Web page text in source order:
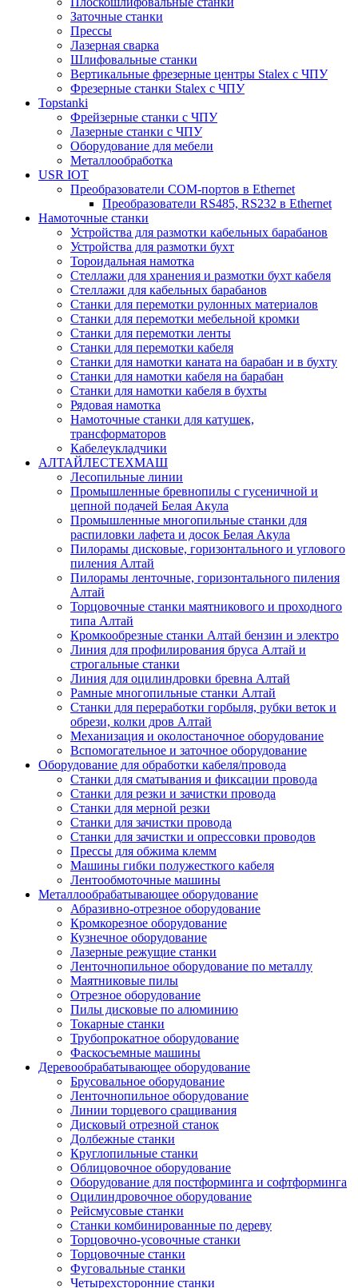
Заточные станки
Прессы
Лазерная сварка
Шлифовальные станки
Вертикальные фрезерные центры Stalex с ЧПУ
Фрезерные станки Stalex с ЧПУ
Topstanki
Фрейзерные станки с ЧПУ
Лазерные станки с ЧПУ
Оборудование для мебели
Металлообработка
USR IOT
Преобразователи COM-портов в Ethernet
Преобразователи RS485, RS232 в Ethernet
Намоточные станки
Устройства для размотки кабельных барабанов
Устройства для размотки бухт
Тороидальная намотка
Стеллажи для хранения и размотки бухт кабеля
Стеллажи для кабельных барабанов
Станки для перемотки рулонных материалов
Станки для перемотки мебельной кромки
Станки для перемотки ленты
Станки для перемотки кабеля
Станки для намотки каната на барабан и в бухту
Станки для намотки кабеля на барабан
Станки для намотки кабеля в бухты
Рядовая намотка
Намоточные станки для катушек,
трансформаторов
Кабелеукладчики
АЛТАЙЛЕСТЕХМАШ
Лесопильные линии
Промышленные бревнопилы с гусеничной и
цепной подачей Белая Акула
Промышленные многопильные станки для
распиловки лафета и досок Белая Акула
Пилорамы дисковые, горизонтального и углового
пиления Алтай
Пилорамы ленточные, горизонтального пиления
Алтай
Торцовочные станки маятникового и проходного
типа Алтай
Кромкообрезные станки Алтай бензин и электро
Линия для профилирования бруса Алтай и
строгальные станки
Линия для оцилиндровки бревна Алтай
Рамные многопильные станки Алтай
Станки для переработки горбыля, рубки веток и
обрези, колки дров Алтай
Механизация и околостаночное оборудование
Вспомогательное и заточное оборудование
Оборудование для обработки кабеля/провода
Станки для сматывания и фиксации провода
Станки для резки и зачистки провода
Станки для мерной резки
Станки для зачистки провода
Станки для зачистки и опрессовки проводов
Прессы для обжима клемм
Машины гибки полужесткого кабеля
Лентообмоточные машины
Металлообрабатывающее оборудование
Абразивно-отрезное оборудование
Кромкорезное оборудование
Кузнечное оборудование
Лазерные режущие станки
Ленточнопильное оборудование по металлу
Маятниковые пилы
Отрезное оборудование
Пилы дисковые по алюминию
Токарные станки
Трубопрокатное оборудование
Фаскосъемные машины
Деревообрабатывающее оборудование
Брусовальное оборудование
Ленточнопильное оборудование
Линии торцевого сращивания
Дисковый отрезной станок
Долбежные станки
Круглопильные станки
Облицовочное оборудование
Оборудование для постформинга и софтформинга
Оцилиндровочное оборудование
Рейсмусовые станки
Станки комбинированные по дереву
Торцовочно-усовочные станки
Торцовочные станки
Фуговальные станки
Четырехсторонние станки